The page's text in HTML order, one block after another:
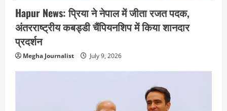
Hapur News: प्रिया ने नेपाल में जीता रजत पदक,
अंतरराष्ट्रीय कबड्डी चैंपियनशिप में किया शानदार
प्रदर्शन
Megha Journalist July 9, 2026